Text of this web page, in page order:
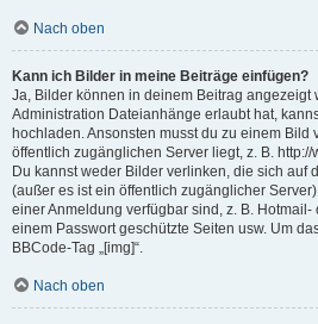
Nach oben
Kann ich Bilder in meine Beiträge einfügen?
Ja, Bilder können in deinem Beitrag angezeigt
Administration Dateianhänge erlaubt hat,
hochladen. Ansonsten musst du zu einem Bild
öffentlich zugänglichen Server liegt, z. B.
Du kannst weder Bilder verlinken, die sich auf
(außer es ist ein öffentlich zugänglicher
einer Anmeldung verfügbar sind, z. B.
einem Passwort geschützte Seiten usw. Um
BBCode-Tag „[img]“.
Nach oben